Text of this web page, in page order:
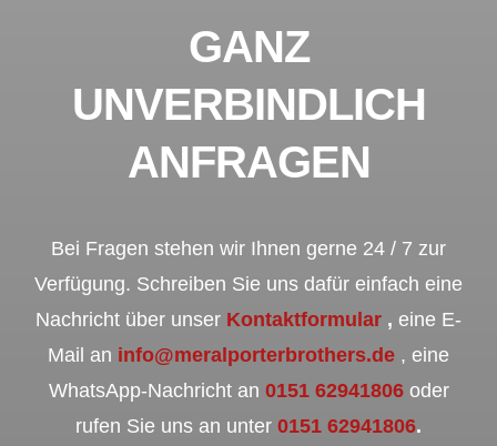
GANZ
UNVERBINDLICH
ANFRAGEN
Bei Fragen stehen wir Ihnen gerne 24 / 7 zur
Verfügung. Schreiben Sie uns dafür einfach eine
Nachricht über unser Kontaktformular , eine E-
Mail an info@meralporterbrothers.de , eine
WhatsApp-Nachricht an 0151 62941806oder
rufen Sie uns an unter 0151 62941806.